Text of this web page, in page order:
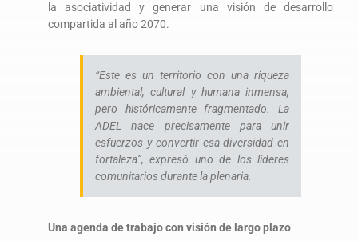
la asociatividad y generar una visión de desarrollo
compartida al año 2070.
“Este es un territorio con una riqueza
ambiental, cultural y humana inmensa,
pero históricamente fragmentado. La
ADEL nace precisamente para unir
esfuerzos y convertir esa diversidad en
fortaleza”, expresó uno de los líderes
comunitarios durante la plenaria.
Una agenda de trabajo con visión de largo plazo